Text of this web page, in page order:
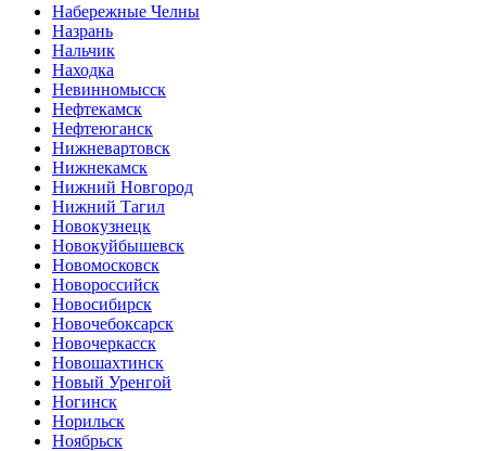
Набережные Челны
Назрань
Нальчик
Находка
Невинномысск
Нефтекамск
Нефтеюганск
Нижневартовск
Нижнекамск
Нижний Новгород
Нижний Тагил
Новокузнецк
Новокуйбышевск
Новомосковск
Новороссийск
Новосибирск
Новочебоксарск
Новочеркасск
Новошахтинск
Новый Уренгой
Ногинск
Норильск
Ноябрьск